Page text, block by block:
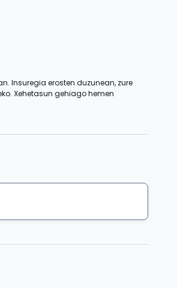
Insuregia erosten duzunean, zure
Xehetasun gehiago hemen